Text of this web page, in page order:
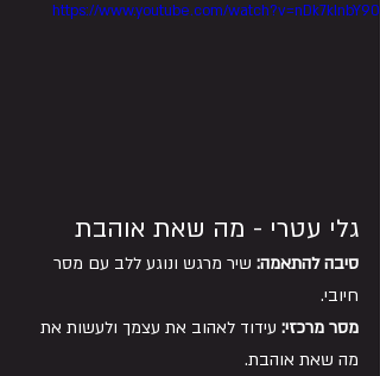
https://www.youtube.com/watch?v=nDk7kInbY90
גלי עטרי - מה שאת אוהבת
סיבה להתאמה: שיר מרגש ונוגע ללב עם מסר
חיובי.
מסר מרכזי: עידוד לאהוב את עצמך ולעשות את
מה שאת אוהבת.